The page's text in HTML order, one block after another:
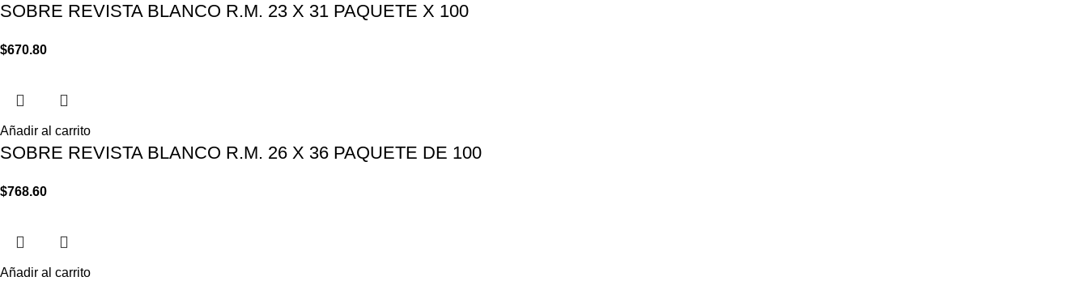
SOBRE REVISTA BLANCO R.M. 23 X 31 PAQUETE X 100
$670.80
Añadir al carrito
SOBRE REVISTA BLANCO R.M. 26 X 36 PAQUETE DE 100
$768.60
Añadir al carrito